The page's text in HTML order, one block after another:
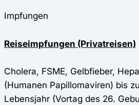
Impfungen
Reiseimpfungen (Privatreisen)
Cholera, FSME, Gelbfieber,
(Humanen Papillomaviren) bis
Lebensjahr (Vortag des 26.